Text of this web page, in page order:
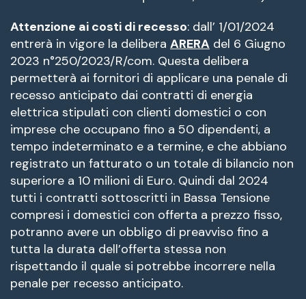
Attenzione ai costi di recesso: dall’ 1/01/2024
entrerà in vigore la delibera ARERA del 6 Giugno
2023 n°250/2023/R/com. Questa delibera
permetterà ai fornitori di applicare una penale di
recesso anticipato dai contratti di energia
elettrica stipulati con clienti domestici o con
imprese che occupano fino a 50 dipendenti, a
tempo indeterminato e a termine, e che abbiano
registrato un fatturato o un totale di bilancio non
superiore a 10 milioni di Euro. Quindi dal 2024
tutti i contratti sottoscritti in Bassa Tensione
compresi i domestici con offerta a prezzo fisso,
potranno avere un obbligo di preavviso fino a
tutta la durata dell’offerta stessa non
rispettando il quale si potrebbe incorrere nella
penale per recesso anticipato.